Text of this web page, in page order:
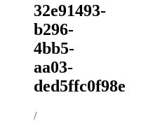
32e91493-
b296-
4bb5-
aa03-
ded5ffc0f98e
/